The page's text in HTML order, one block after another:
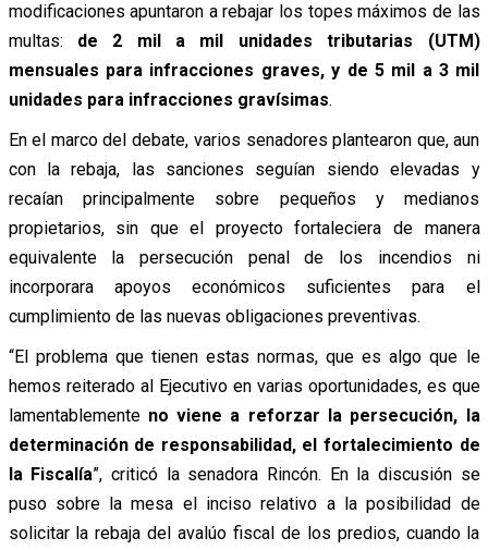
modificaciones apuntaron a rebajar los topes máximos de las
multas: de 2 mil a mil unidades tributarias (UTM)
mensuales para infracciones graves, y de 5 mil a 3 mil
unidades para infracciones gravísimas.
En el marco del debate, varios senadores plantearon que, aun
con la rebaja, las sanciones seguían siendo elevadas y
recaían principalmente sobre pequeños y medianos
propietarios, sin que el proyecto fortaleciera de manera
equivalente la persecución penal de los incendios ni
incorporara apoyos económicos suficientes para el
cumplimiento de las nuevas obligaciones preventivas.
“El problema que tienen estas normas, que es algo que le
hemos reiterado al Ejecutivo en varias oportunidades, es que
lamentablemente no viene a reforzar la persecución, la
determinación de responsabilidad, el fortalecimiento de
la Fiscalía”, criticó la senadora Rincón. En la discusión se
puso sobre la mesa el inciso relativo a la posibilidad de
solicitar la rebaja del avalúo fiscal de los predios, cuando la